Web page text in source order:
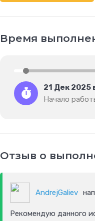
Время
21 Дек 2025
Начало
Отзыв о
AndrejGaliev
Рекомендую данного